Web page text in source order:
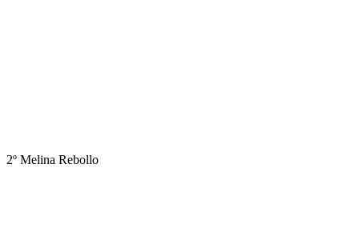
2º Melina Rebollo